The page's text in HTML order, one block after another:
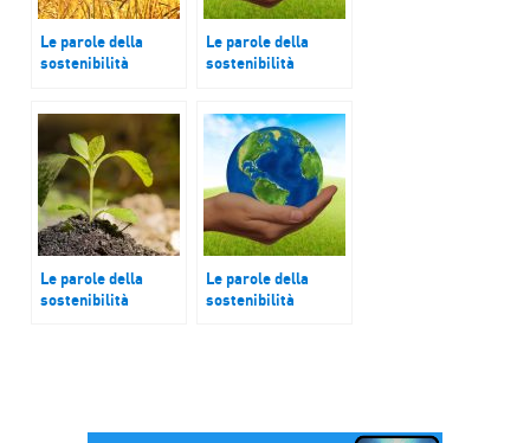
Le parole della
sostenibilità
Le parole della
sostenibilità
Le parole della
sostenibilità
Le parole della
sostenibilità